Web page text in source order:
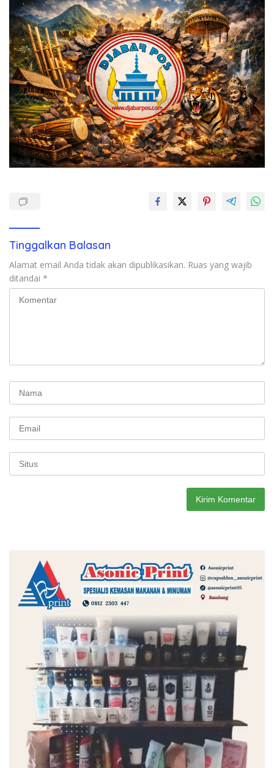
Tinggalkan Balasan
Alamat email Anda tidak akan dipublikasikan. Ruas yang wajib
ditandai *